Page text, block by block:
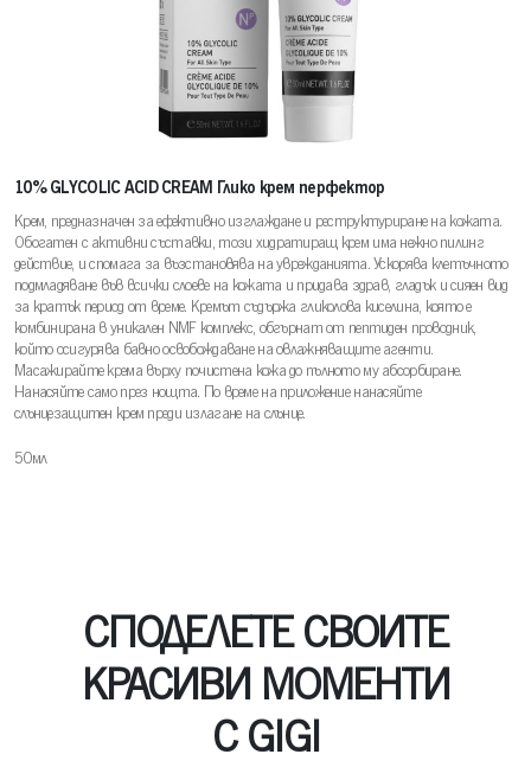
10% GLYCOLIC ACID CREAM Глико крем перфектор
Крем, предназначен за ефективно изглаждане и реструктуриране на кожата.
Обогатен с активни съставки, този хидратиращ крем има нежно пилинг
действие, и спомага за възстановява на уврежданията. Ускорява клетъчното
подмладяване във всички слоеве на кожата и придава здрав, гладък и сияен вид
за кратък период от време. Кремът съдържа гликолова киселина, която е
комбинирана в уникален NMF комплекс, обгърнат от пептиден проводник,
който осигурява бавно освобождаване на овлажняващите агенти.
Масажирайте крема върху почистена кожа до пълното му абсорбиране.
Нанасяйте само през нощта. По време на приложение нанасяйте
слънцезащитен крем преди излагане на слънце.
50мл
СПОДЕЛЕТЕ СВОИТЕ
КРАСИВИ МОМЕНТИ
С GIGI